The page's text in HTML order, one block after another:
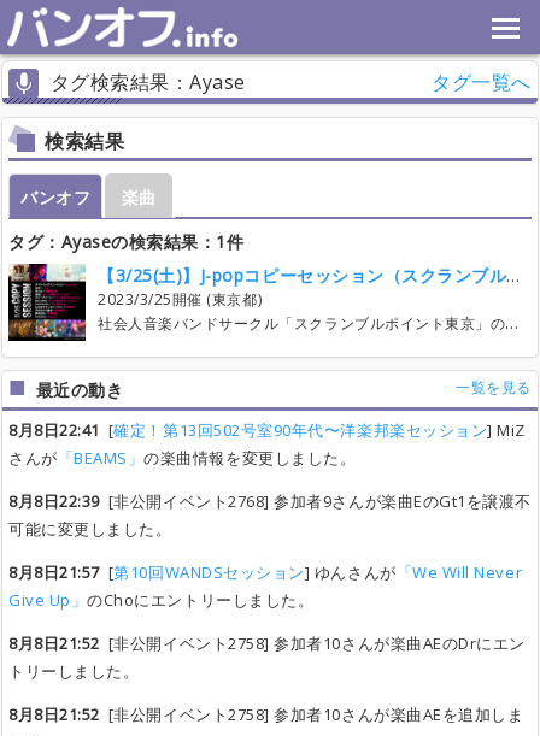
タグ検索結果：Ayase タグ一覧へ
検索結果
バンオフ
楽曲
タグ：Ayaseの検索結果：1件
【3/25(土)】J-popコピーセッション（スクランブルポイント東京）
2023/3/25開催 (東京都)
社会人音楽バンドサークル「スクランブルポイント東京」のコピーセッションです！ （学生の方もご参加されています！） 当サークルは通常、毎週土曜日18:00～20:00、スタジオノア秋葉原でジャムセッションを開催しています。アドリブが苦手な方でもご参加いただけるように、月１ペースで「コピーセッション」も開催しています。 公式LINEアカウントでは900人以上の登録者がいて、毎週15～20名がご参加されています。一定の割合が新規なので、内輪ノリは一切なく、ひとりでご参加の方も多く居ます。 バンオフ以外でも公式ホームページで受け付けておりますので、ダブルブッキングにならないように、エントリーの前は一度公式LINEアカウントにご連絡ください。 https://www.scramblepoint.jp 参加費は前払い制になっております。 島村楽器でも紹介されている安心してご参加いただけるサークルです。雰囲気が知りたい方は是非記事をご一読ください。 https://www.shimamura.co.jp/happyjam/post/5577
最近の動き 一覧を見る
8月8日22:41 [確定！第13回502号室90年代〜洋楽邦楽セッション] MiZ
さんが 「BEAMS」の楽曲情報を変更しました。
8月8日22:39[非公開イベント2768] 参加者9さんが楽曲EのGt1を譲渡不
可能に変更しました。
8月8日21:57[第10回WANDSセッション] ゆんさんが 「We Will Never
Give Up」のChoにエントリーしました。
8月8日21:52 [非公開イベント2758] 参加者10さんが楽曲AEのDrにエン
トリーしました。
8月8日21:52 [非公開イベント2758] 参加者10さんが楽曲AEを追加しま